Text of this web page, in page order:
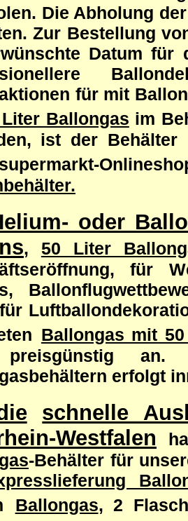
Die Abholung
Zur Bestellung
Datum für
für mit
Ballongas im
ist der
oder
, 50 Liter
für
Ballongas mit
an.
erfolgt
schnelle
Westfalen
-Behälter für
Ballongas, 2